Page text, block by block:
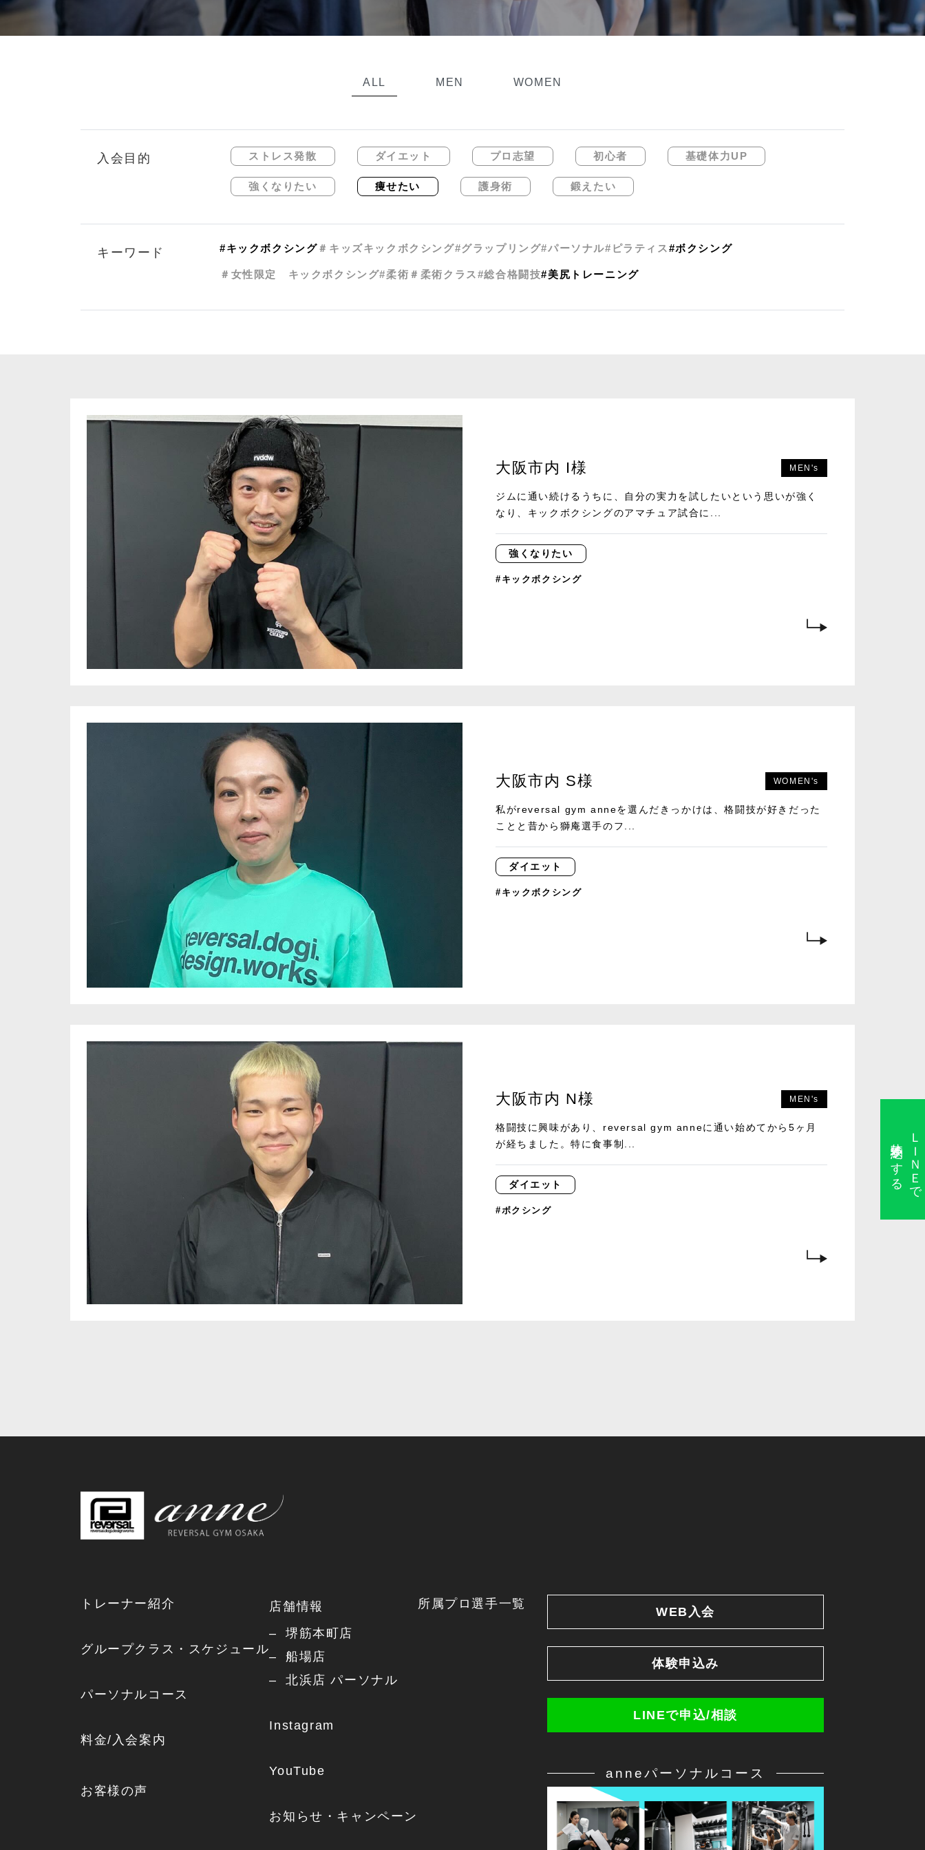
体験予約をするＬＩＮＥで
ALL MEN WOMEN
入会目的 ストレス発散 ダイエット プロ志望 初心者 基礎体力UP
強くなりたい 痩せたい 護身術 鍛えたい
キーワード #キックボクシング＃キッズキックボクシング#グラップリング#パーソナル#ピラティス #ボクシング
＃女性限定 キックボクシング#柔術 ＃柔術クラス #総合格闘技#美尻トレーニング
大阪市内 I様 MEN's
ジムに通い続けるうちに、自分の実力を試したいという思いが強く
なり、キックボクシングのアマチュア試合に...
強くなりたい
#キックボクシング
大阪市内 S様 WOMEN's
私がreversal gym anneを選んだきっかけは、格闘技が好きだった
ことと昔から獅庵選手のフ...
ダイエット
#キックボクシング
大阪市内 N様 MEN's
格闘技に興味があり、reversal gym anneに通い始めてから5ヶ月
が経ちました。特に食事制...
ダイエット
#ボクシング
トレーナー紹介
グループクラス・スケジュール
パーソナルコース
料金/入会案内
お客様の声
店舗情報
堺筋本町店
船場店
北浜店 パーソナル
Instagram
YouTube
お知らせ・キャンペーン
所属プロ選手一覧
anneパーソナルコース
WEB入会
体験申込み
LINEで申込/相談